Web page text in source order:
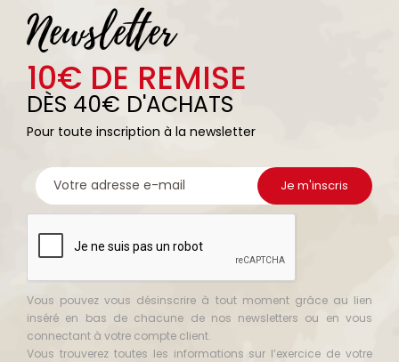
Newsletter
10€ DE REMISE
DÈS 40€ D'ACHATS
Pour toute inscription à la newsletter
Vous pouvez vous désinscrire à tout moment grâce au lien
inséré en bas de chacune de nos newsletters ou en vous
connectant à votre compte client.
Vous trouverez toutes les informations sur l’exercice de votre